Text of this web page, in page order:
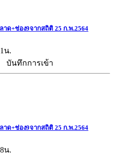
ด+ช่อง9จากสถิติ 25 ก.พ.2564
น.
บันทึกการเข้า
ด+ช่อง9จากสถิติ 25 ก.พ.2564
น.